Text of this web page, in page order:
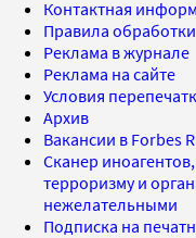
Контактная
Правила обработки
Реклама в журнале
Реклама на сайте
Условия
Архив
Вакансии в Forbes
Сканер
терроризму и
нежелательными
Подписка на